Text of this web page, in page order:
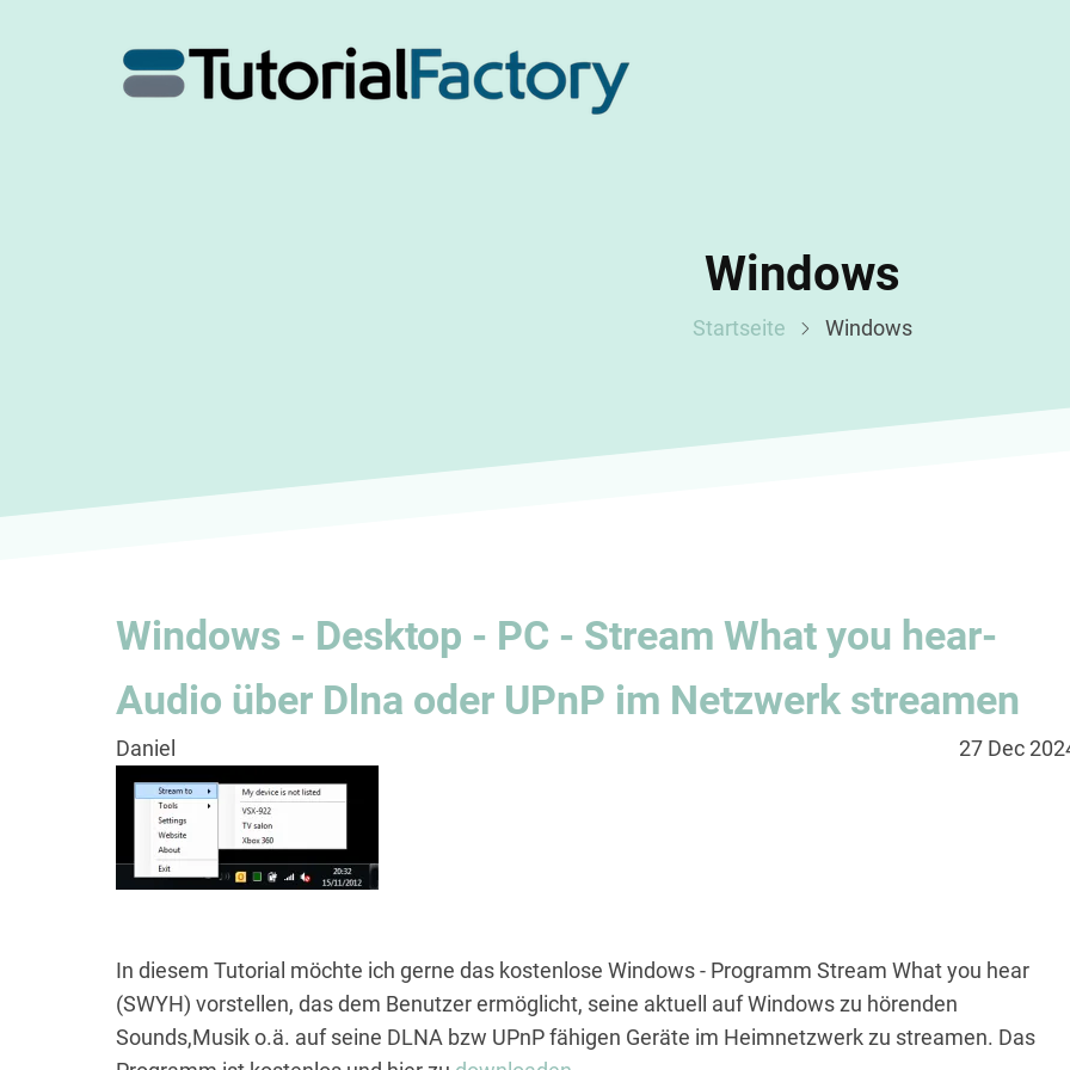
Windows
Startseite Windows
Windows - Desktop - PC - Stream What you hear-
Audio über Dlna oder UPnP im Netzwerk streamen
Daniel 27 Dec
In diesem Tutorial möchte ich gerne das kostenlose Windows - Programm Stream What you hear
(SWYH) vorstellen, das dem Benutzer ermöglicht, seine aktuell auf Windows zu hörenden
Sounds,Musik o.ä. auf seine DLNA bzw UPnP fähigen Geräte im Heimnetzwerk zu streamen. Das